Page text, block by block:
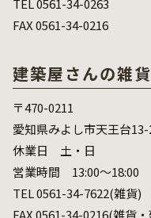
FAX 0561-34-0216
建築屋さんの
〒470-0211
愛知県みよし市天王台13-
休業日 土・日
営業時間 13:00～18:00
TEL 0561-34-7622(雑貨)
FAX 0561-34-0216(雑貨